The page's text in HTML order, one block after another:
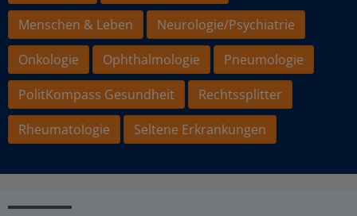
Menschen & Leben
Neurologie/Psychiatrie
Onkologie
Ophthalmologie
Pneumologie
PolitKompass Gesundheit
Rechtssplitter
Rheumatologie
Seltene Erkrankungen